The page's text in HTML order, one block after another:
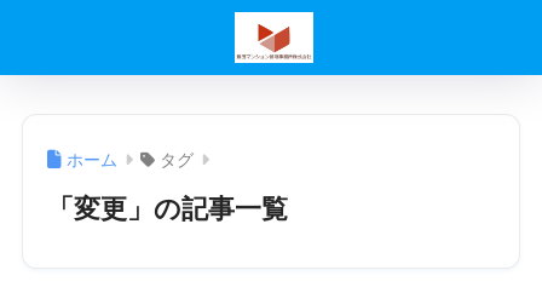
ホーム タグ
「変更」の記事一覧